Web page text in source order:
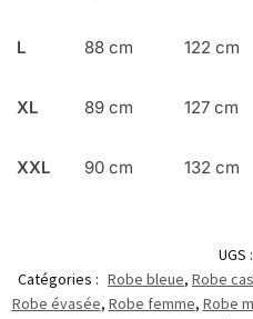
L 88 cm 122 cm
XL 89 cm 127 cm
XXL 90 cm 132 cm
UGS :
Catégories : Robe bleue, Robe
Robe évasée, Robe femme, Robe